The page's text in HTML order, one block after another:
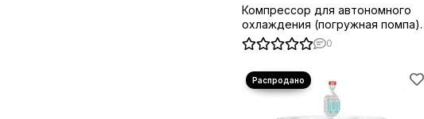
Компрессор для автономного
охлаждения (погружная помпа)
(16w, 600л.ч.)
0